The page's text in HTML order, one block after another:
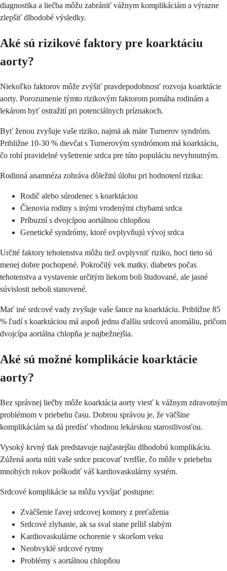
diagnostika a liečba môžu zabrániť vážnym komplikáciám a výrazne
zlepšiť dlhodobé výsledky.
Aké sú rizikové faktory pre koarktáciu
aorty?
Niekoľko faktorov môže zvýšiť pravdepodobnosť rozvoja koarktácie
aorty. Porozumenie týmto rizikovým faktorom pomáha rodinám a
lekárom byť ostražití pri potenciálnych príznakoch.
Byť ženou zvyšuje vaše riziko, najmä ak máte Turnerov syndróm.
Približne 10-30 % dievčat s Turnerovým syndrómom má koarktáciu,
čo robí pravidelné vyšetrenie srdca pre túto populáciu nevyhnutným.
Rodinná anamnéza zohráva dôležitú úlohu pri hodnotení rizika:
Rodič alebo súrodenec s koarktáciou
Členovia rodiny s inými vrodenými chybami srdca
Príbuzní s dvojcípou aortálnou chlopňou
Genetické syndrómy, ktoré ovplyvňujú vývoj srdca
Určité faktory tehotenstva môžu tiež ovplyvniť riziko, hoci tieto sú
menej dobre pochopené. Pokročilý vek matky, diabetes počas
tehotenstva a vystavenie určitým liekom boli študované, ale jasné
súvislosti neboli stanovené.
Mať iné srdcové vady zvyšuje vaše šance na koarktáciu. Približne 85
% ľudí s koarktáciou má aspoň jednu ďalšiu srdcovú anomáliu, pričom
dvojcípa aortálna chlopňa je najbežnejšia.
Aké sú možné komplikácie koarktácie
aorty?
Bez správnej liečby môže koarktácia aorty viesť k vážnym zdravotným
problémom v priebehu času. Dobrou správou je, že väčšine
komplikáciám sa dá predísť vhodnou lekárskou starostlivosťou.
Vysoký krvný tlak predstavuje najčastejšiu dlhodobú komplikáciu.
Zúžená aorta núti vaše srdce pracovať tvrdšie, čo môže v priebehu
mnohých rokov poškodiť váš kardiovaskulárny systém.
Srdcové komplikácie sa môžu vyvíjať postupne:
Zväčšenie ľavej srdcovej komory z preťaženia
Srdcové zlyhanie, ak sa sval stane príliš slabým
Kardiovaskulárne ochorenie v skoršom veku
Neobvyklé srdcové rytmy
Problémy s aortálnou chlopňou